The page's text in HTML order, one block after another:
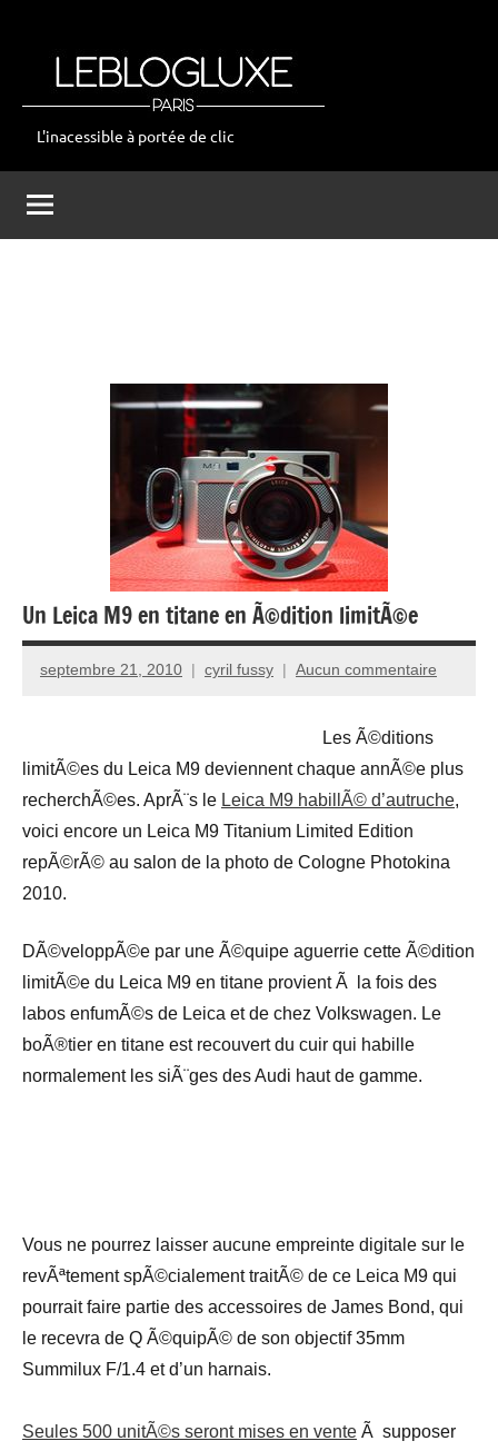
leblogluxe
L'inacessible à portée de clic
Un Leica M9 en titane en Ã©dition limitÃ©e
septembre 21, 2010 cyril fussy Aucun commentaire
Les Ã©ditions
limitÃ©es du Leica M9 deviennent chaque annÃ©e plus
recherchÃ©es. AprÃ¨s le Leica M9 habillÃ© d’autruche,
voici encore un Leica M9 Titanium Limited Edition
repÃ©rÃ© au salon de la photo de Cologne Photokina
2010.
DÃ©veloppÃ©e par une Ã©quipe aguerrie cette Ã©dition
limitÃ©e du Leica M9 en titane provient Ã la fois des
labos enfumÃ©s de Leica et de chez Volkswagen. Le
boÃ®tier en titane est recouvert du cuir qui habille
normalement les siÃ¨ges des Audi haut de gamme.
Vous ne pourrez laisser aucune empreinte digitale sur le
revÃªtement spÃ©cialement traitÃ© de ce Leica M9 qui
pourrait faire partie des accessoires de James Bond, qui
le recevra de Q Ã©quipÃ© de son objectif 35mm
Summilux F/1.4 et d’un harnais.
Seules 500 unitÃ©s seront mises en vente Ã supposer